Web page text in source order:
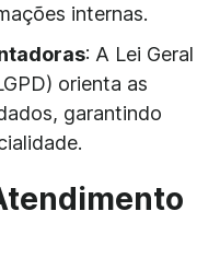
internas.
: A Lei Geral
orienta as
garantindo